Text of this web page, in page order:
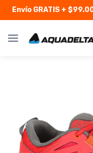
Envío GRATIS+